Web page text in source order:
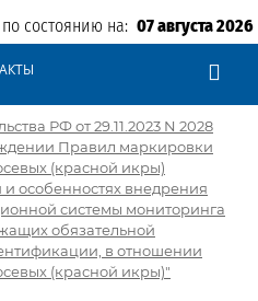
состоянию на: 07 августа 2026
РФ от 29.11.2023 N 2028
Правил маркировки
(красной икры)
особенностях внедрения
системы мониторинга
обязательной
в отношении
(красной икры)"